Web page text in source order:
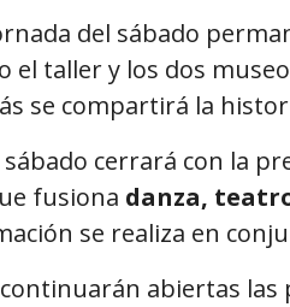
del sábado
el taller y los dos
se compartirá la
sábado cerrará con la
fusiona danza,
se realiza en
continuarán abiertas las